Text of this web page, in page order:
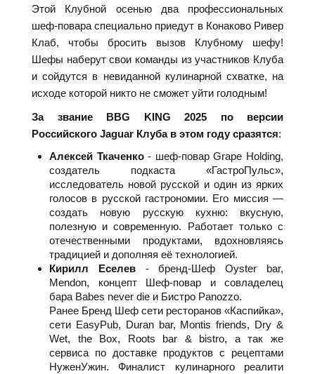
Этой Клубной осенью два профессиональных
шеф-повара специально приедут в Конаково Ривер
Клаб, чтобы бросить вызов Клубному шефу!
Шефы наберут свои команды из участников Клуба
и сойдутся в невиданной кулинарной схватке, на
исходе которой никто не сможет уйти голодным!
За звание BBG KING 2025 по версии
Российского Jaguar Клуба в этом году сразятся:
Алексей Ткаченко- шеф-повар Grape Holding,
создатель подкаста «ГастроПульс»,
исследователь новой русской и один из ярких
голосов в русской гастрономии. Его миссия —
создать новую русскую кухню: вкусную,
полезную и современную. Работает только с
отечественными продуктами, вдохновляясь
традицией и дополняя её технологией.
Кирилл Еселев- бренд-Шеф Oyster bar,
Mendon, концепт Шеф-повар и совладелец
бара Babes never die и Бистро Panozzo.
Ранее Бренд Шеф сети ресторанов «Каспийка»,
сети EasyPub, Duran bar, Montis friends, Dry &
Wet, the Box, Roots bar & bistro, а так же
сервиса по доставке продуктов с рецептами
НуженУжин. Финалист кулинарного реалити